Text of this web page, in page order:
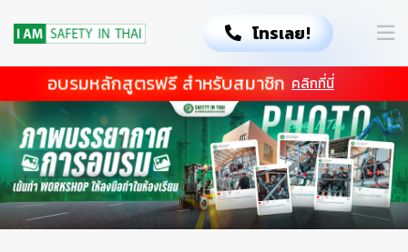
โทรเลย!
อบรมหลักสูตรฟรี สำหรับสมาชิก คลิกที่นี่